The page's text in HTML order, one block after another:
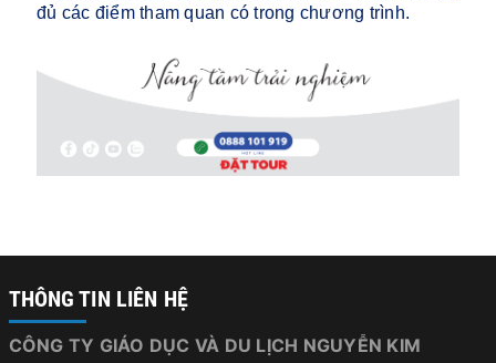
đủ các điểm tham quan có trong chương trình.
THÔNG TIN LIÊN HỆ
CÔNG TY GIÁO DỤC VÀ DU LỊCH NGUYỄN KIM